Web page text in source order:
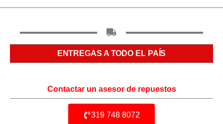
ENTREGAS A TODO EL PAÍS
Contactar un asesor de repuestos
319 748 8072